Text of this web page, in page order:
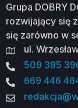
Grupa DOBRY
rozwijający się
się zarówno w
ul.
509 395
669 446